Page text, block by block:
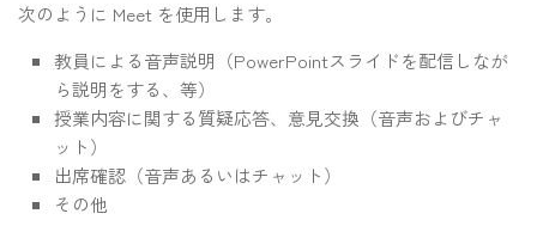
次のように Meet を使用します。
教員による音声説明（PowerPointスライドを配信しなが
ら説明をする、等）
授業内容に関する質疑応答、意見交換（音声およびチャ
ット）
出席確認（音声あるいはチャット）
その他